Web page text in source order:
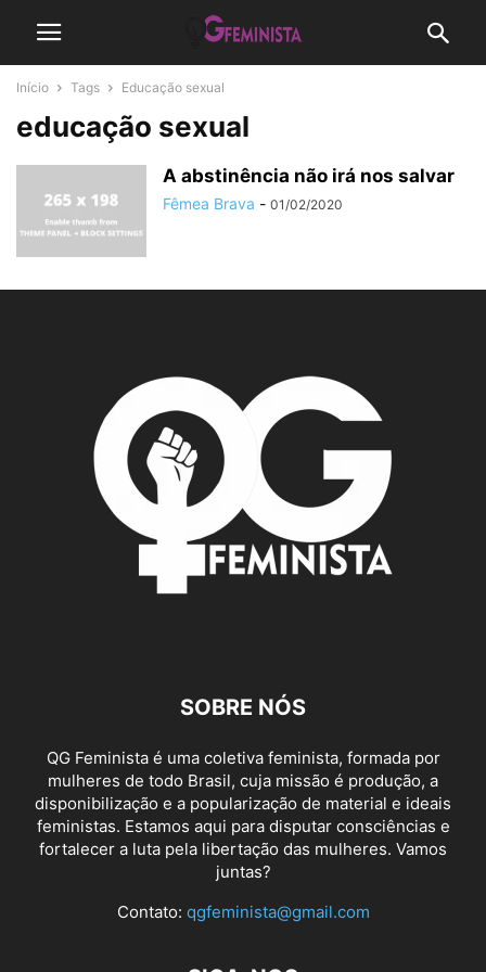
Início Tags Educação sexual
educação sexual
A abstinência não irá nos salvar
Fêmea Brava - 01/02/2020
SOBRE NÓS
QG Feminista é uma coletiva feminista, formada por
mulheres de todo Brasil, cuja missão é produção, a
disponibilização e a popularização de material e ideais
feministas. Estamos aqui para disputar consciências e
fortalecer a luta pela libertação das mulheres. Vamos
juntas?
Contato: qgfeminista@gmail.com